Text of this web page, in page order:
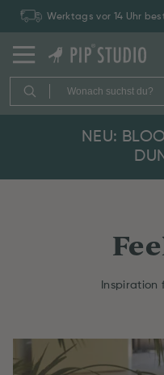
Werktags vor 14 Uhr
NEU:
Inspiration